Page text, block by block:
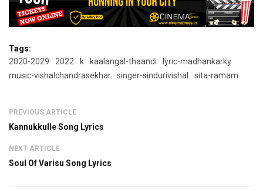
Tags:
2020-2029
2022 k kaalangal-thaandi
lyric-madhankarky
music-vishalchandrasekhar
singer-sindurivishal sita-ramam
PREVIOUS ARTICLE
Kannukkulle Song Lyrics
NEXT ARTICLE
Soul Of Varisu Song Lyrics